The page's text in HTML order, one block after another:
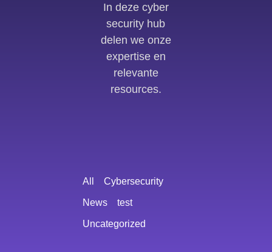
In deze cyber
security hub
delen we onze
expertise en
relevante
resources.
Cybersecurity
News test
Uncategorized
All